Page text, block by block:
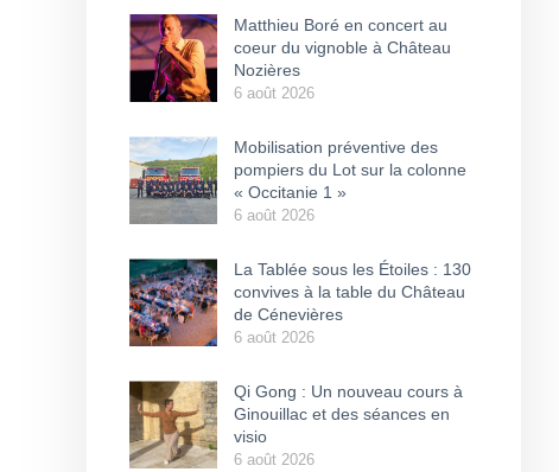
Matthieu Boré en concert au
coeur du vignoble à Château
Nozières
6 août 2026
Mobilisation préventive des
pompiers du Lot sur la colonne
« Occitanie 1 »
6 août 2026
La Tablée sous les Étoiles : 130
convives à la table du Château
de Cénevières
6 août 2026
Qi Gong : Un nouveau cours à
Ginouillac et des séances en
visio
6 août 2026